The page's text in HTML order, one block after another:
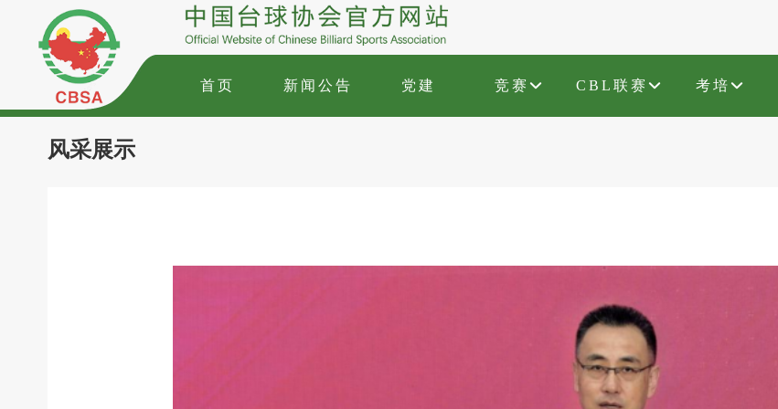
首页 新闻公告 党建 竞赛 CBL联赛 考培
风采展示